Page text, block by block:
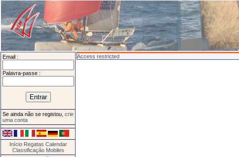
Email :
Palavra-passe :
Se ainda não se registou, crie
uma conta
Início Regatas Calendar
Classificação Mobiles
Access restricted